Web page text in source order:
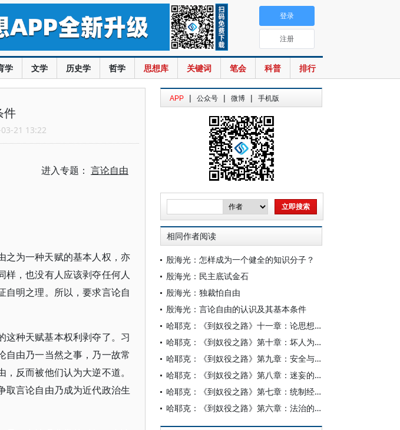
学 文学 历史学 哲学 思想库 关键词 笔会 科普 排行
登录
注册
件
21 13:22
进入专题： 言论自由
之为一种天赋的基本人权，亦
样，也没有人应该剥夺任何人
自明之理。所以，要求言论自
这种天赋基本权利剥夺了。习
自由乃一当然之事，乃一故常
反而被他们认为大逆不道。
取言论自由乃成为近代政治生
APP | 公众号 | 微博 | 手机版
相同作者阅读
殷海光：怎样成为一个健全的知识分子？
殷海光：民主底试金石
殷海光：独裁怕自由
殷海光：言论自由的认识及其基本条件
哈耶克：《到奴役之路》十一章：论思想国有
哈耶克：《到奴役之路》第十章：坏人为何得势
哈耶克：《到奴役之路》第九章：安全与自由
哈耶克：《到奴役之路》第八章：迷妄的平等
哈耶克：《到奴役之路》第七章：统制经济的种种危害
哈耶克：《到奴役之路》第六章：法治的要旨